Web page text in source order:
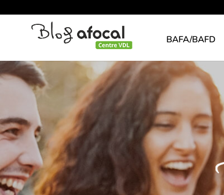
BAFA/BAFD